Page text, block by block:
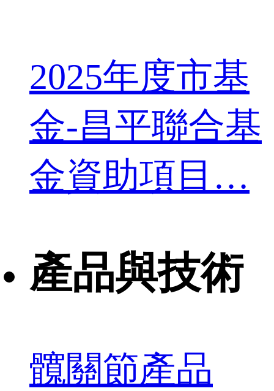
2025年度市基
金-昌平聯合基
金資助項目…
產品與技術
髖關節產品